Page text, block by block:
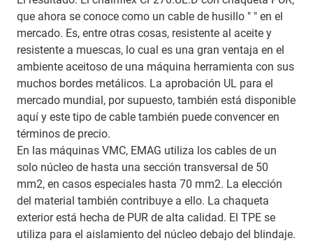
que ahora se conoce como un cable de husillo " " en el
mercado. Es, entre otras cosas, resistente al aceite y
resistente a muescas, lo cual es una gran ventaja en el
ambiente aceitoso de una máquina herramienta con sus
muchos bordes metálicos. La aprobación UL para el
mercado mundial, por supuesto, también está disponible
aquí y este tipo de cable también puede convencer en
términos de precio.
En las máquinas VMC, EMAG utiliza los cables de un
solo núcleo de hasta una sección transversal de 50
mm2, en casos especiales hasta 70 mm2. La elección
del material también contribuye a ello. La chaqueta
exterior está hecha de PUR de alta calidad. El TPE se
utiliza para el aislamiento del núcleo debajo del blindaje.